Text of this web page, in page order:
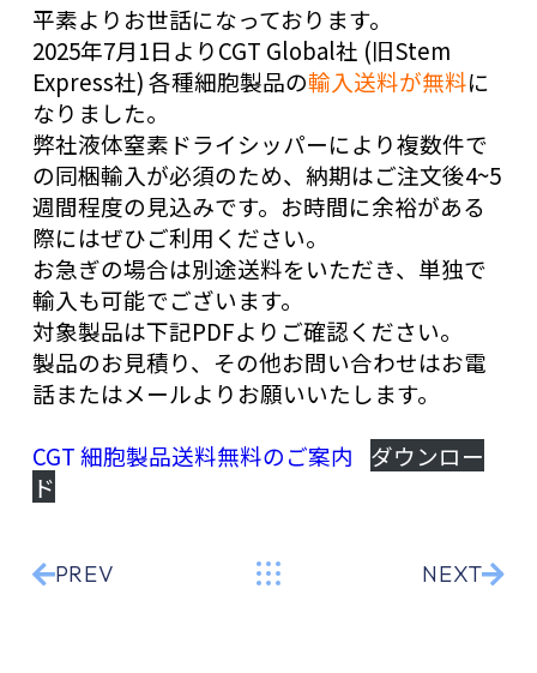
平素よりお世話になっております。
2025年7月1日よりCGT Global社 (旧Stem
Express社) 各種細胞製品の輸入送料が無料に
なりました。
弊社液体窒素ドライシッパーにより複数件で
の同梱輸入が必須のため、納期はご注文後4~5
週間程度の見込みです。お時間に余裕がある
際にはぜひご利用ください。
お急ぎの場合は別途送料をいただき、単独で
輸入も可能でございます。
対象製品は下記PDFよりご確認ください。
製品のお見積り、その他お問い合わせはお電
話またはメールよりお願いいたします。
CGT 細胞製品送料無料のご案内
ダウンロー
ド
PREV NEXT